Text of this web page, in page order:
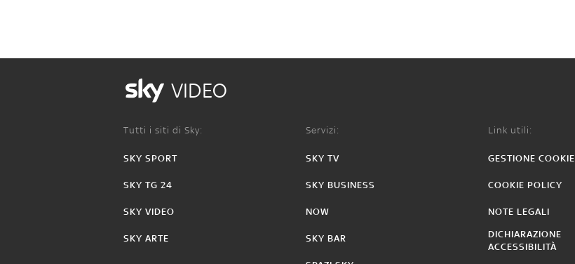
VIDEO
Tutti i siti di Sky:
SKY SPORT
SKY TG 24
SKY VIDEO
SKY ARTE
Servizi:
SKY TV
SKY BUSINESS
NOW
SKY BAR
Link utili:
GESTIONE COOKIE
COOKIE POLICY
NOTE LEGALI
DICHIARAZIONE
ACCESSIBILITÀ